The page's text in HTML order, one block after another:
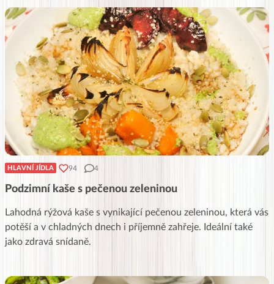
HLAVNÍ JÍDLA 94 4
Podzimní kaše s pečenou zeleninou
Lahodná rýžová kaše s vynikající pečenou zeleninou, která vás
potěší a v chladných dnech i příjemně zahřeje. Ideální také
jako zdravá snídaně.